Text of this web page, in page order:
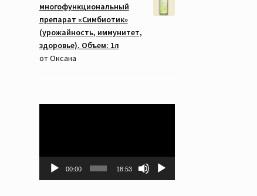
многофункциональный
препарат «Симбиотик»
(урожайность, иммунитет,
здоровье). Объем: 1л
от Оксана
00:00 18:53